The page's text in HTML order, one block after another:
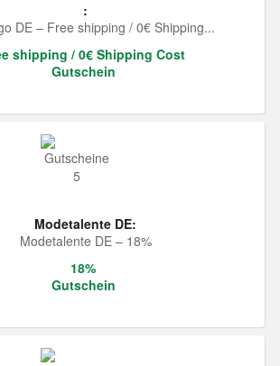
:
DE – Free shipping / 0€ Shipping...
shipping / 0€ Shipping Cost
Gutschein
Modetalente DE:
Modetalente DE – 18%
18%
Gutschein